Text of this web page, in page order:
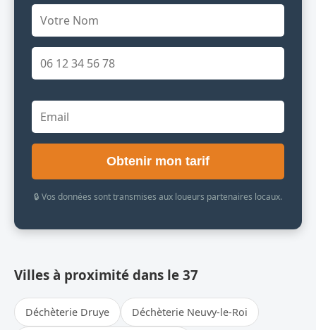
Obtenir mon tarif
🔒 Vos données sont transmises aux loueurs partenaires locaux.
Villes à proximité dans le 37
Déchèterie Druye Déchèterie Neuvy-le-Roi